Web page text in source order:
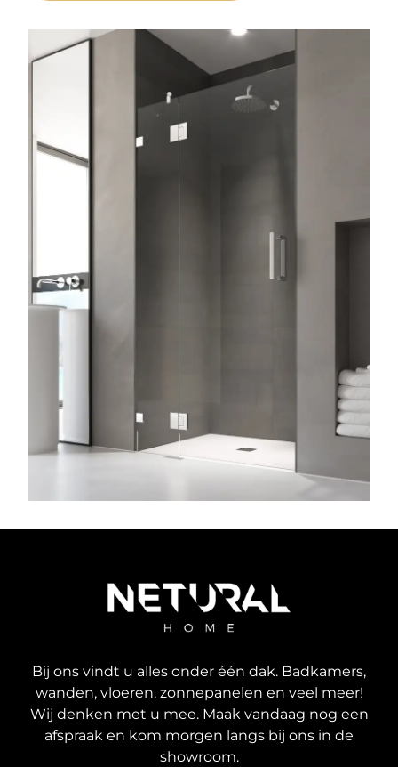
Bij ons vindt u alles onder één dak. Badkamers,
wanden, vloeren, zonnepanelen en veel meer!
Wij denken met u mee. Maak vandaag nog een
afspraak en kom morgen langs bij ons in de
showroom.